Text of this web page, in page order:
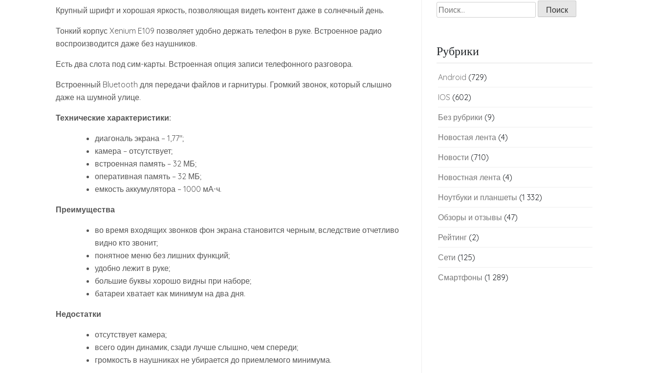
Крупный шрифт и хорошая яркость, позволяющая видеть контент даже в солнечный день.
Тонкий корпус Xenium E109 позволяет удобно держать телефон в руке. Встроенное радио
воспроизводится даже без наушников.
Есть два слота под сим-карты. Встроенная опция записи телефонного разговора.
Встроенный Bluetooth для передачи файлов и гарнитуры. Громкий звонок, который слышно
даже на шумной улице.
Технические характеристики:
диагональ экрана – 1,77″;
камера – отсутствует;
встроенная память – 32 МБ;
оперативная память – 32 МБ;
емкость аккумулятора – 1000 мА⋅ч.
Преимущества
во время входящих звонков фон экрана становится черным, вследствие отчетливо
видно кто звонит;
понятное меню без лишних функций;
удобно лежит в руке;
большие буквы хорошо видны при наборе;
батареи хватает как минимум на два дня.
Недостатки
отсутствует камера;
всего один динамик, сзади лучше слышно, чем спереди;
громкость в наушниках не убирается до приемлемого минимума.
Найти:
Рубрики
Android (729)
IOS (602)
Без рубрики (9)
Новостая лента (4)
Новости (710)
Новостная лента (4)
Ноутбуки и планшеты (1 332)
Обзоры и отзывы (47)
Рейтинг (2)
Сети (125)
Смартфоны (1 289)